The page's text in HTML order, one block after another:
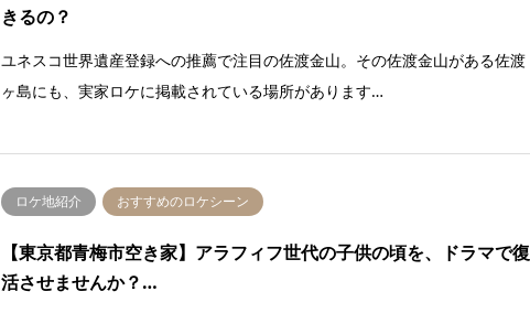
きるの？
ユネスコ世界遺産登録への推薦で注目の佐渡金山。その佐渡金山がある佐渡
ヶ島にも、実家ロケに掲載されている場所があります…
ロケ地紹介 おすすめのロケシーン
【東京都青梅市空き家】アラフィフ世代の子供の頃を、ドラマで復
活させませんか？…